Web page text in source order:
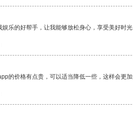
乐的好帮手，让我能够放松身心，享受美好时光
的价格有点贵，可以适当降低一些，这样会更加